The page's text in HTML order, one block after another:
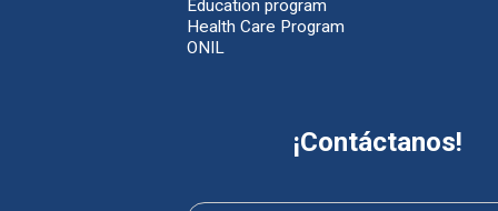
Education program
Health Care Program
ONIL
¡Contáctanos!
eres